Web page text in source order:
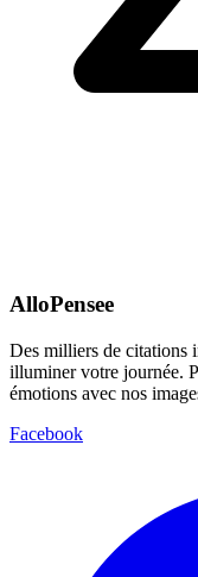
AlloPensee
Des milliers de citations
illuminer votre journée.
émotions avec nos
Facebook